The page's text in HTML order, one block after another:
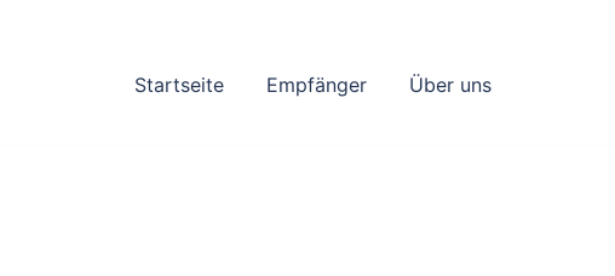
Startseite Empfänger Über uns